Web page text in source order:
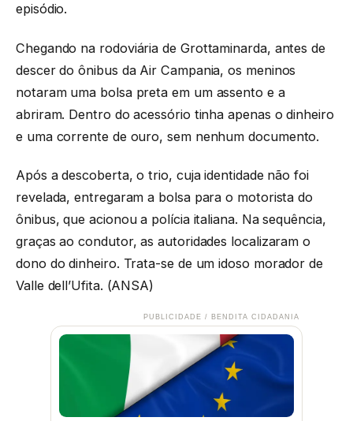
episódio.
Chegando na rodoviária de Grottaminarda, antes de
descer do ônibus da Air Campania, os meninos
notaram uma bolsa preta em um assento e a
abriram. Dentro do acessório tinha apenas o dinheiro
e uma corrente de ouro, sem nenhum documento.
Após a descoberta, o trio, cuja identidade não foi
revelada, entregaram a bolsa para o motorista do
ônibus, que acionou a polícia italiana. Na sequência,
graças ao condutor, as autoridades localizaram o
dono do dinheiro. Trata-se de um idoso morador de
Valle dell’Ufita. (ANSA)
PUBLICIDADE / BENDITA CIDADANIA